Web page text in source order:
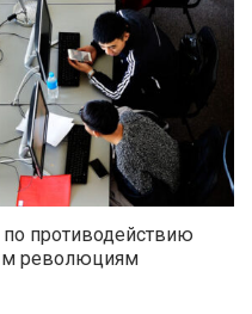
противодействию
революциям